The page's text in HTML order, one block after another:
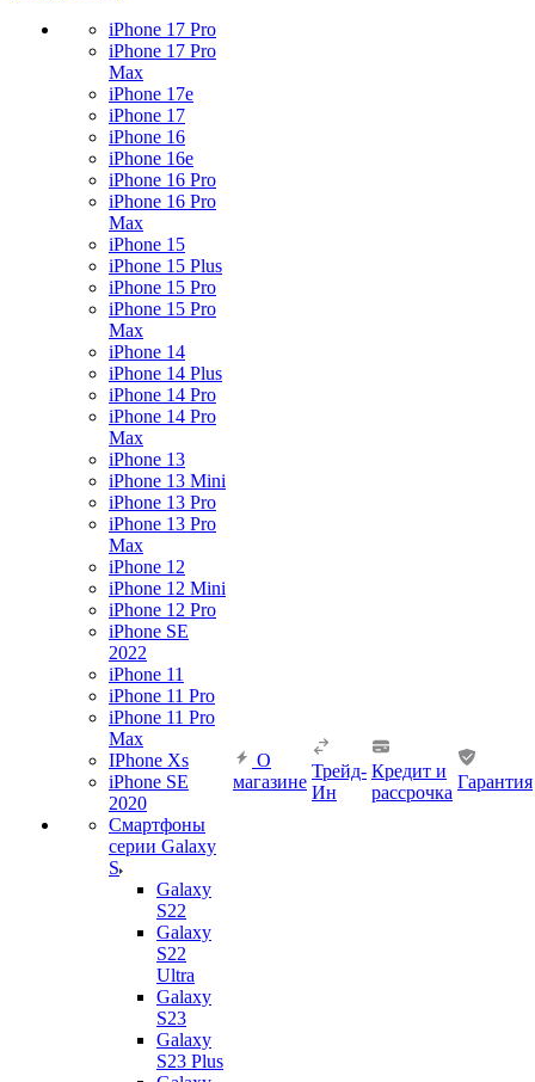
iPhone 17 Pro
iPhone 17 Pro
Max
iPhone 17e
iPhone 17
iPhone 16
iPhone 16e
iPhone 16 Pro
iPhone 16 Pro
Max
iPhone 15
iPhone 15 Plus
iPhone 15 Pro
iPhone 15 Pro
Max
iPhone 14
iPhone 14 Plus
iPhone 14 Pro
iPhone 14 Pro
Max
iPhone 13
iPhone 13 Mini
iPhone 13 Pro
iPhone 13 Pro
Max
iPhone 12
iPhone 12 Mini
iPhone 12 Pro
iPhone SE
2022
iPhone 11
iPhone 11 Pro
iPhone 11 Pro
Max
IPhone Xs
iPhone SE
2020
Смартфоны
серии Galaxy
S
Galaxy
S22
Galaxy
S22
Ultra
Galaxy
S23
Galaxy
S23 Plus
О
магазине
Трейд-
Ин
Кредит и
рассрочка
Гарантия